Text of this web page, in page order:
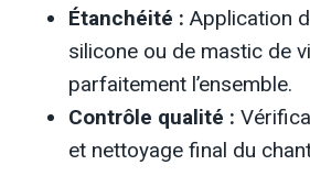
Étanchéité : Application
silicone ou de mastic de
parfaitement l’ensemble.
Contrôle qualité :
et nettoyage final du